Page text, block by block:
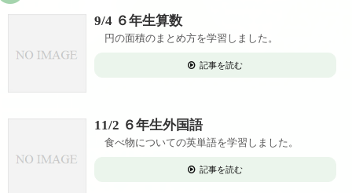
9/4 ６年生算数
円の面積のまとめ方を学習しました。
記事を読む
11/2 ６年生外国語
食べ物についての英単語を学習しました。
記事を読む